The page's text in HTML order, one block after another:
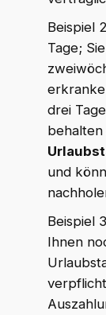
Beispiel
Tage;
drei
und
Beispiel
Ihnen